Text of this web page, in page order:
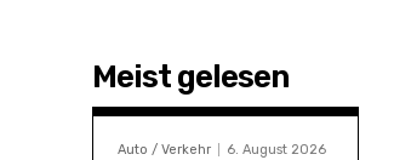
Meist gelesen
Auto / Verkehr 6. August 2026